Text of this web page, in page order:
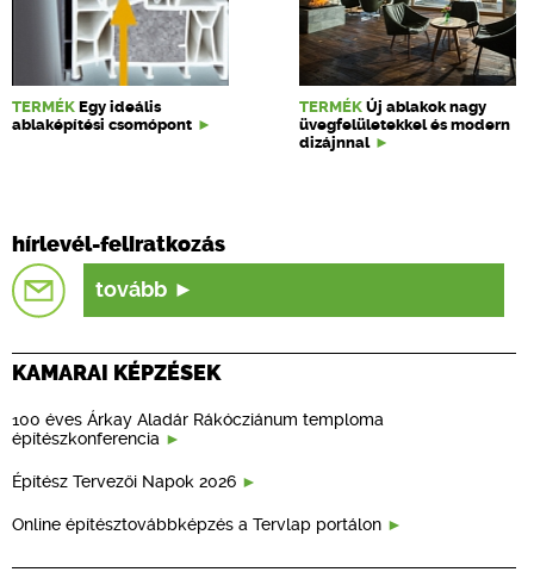
TERMÉK Egy ideális
ablaképítési csomópont
TERMÉK Új ablakok nagy
üvegfelületekkel és modern
dizájnnal
hírlevél-feliratkozás
tovább
KAMARAI KÉPZÉSEK
100 éves Árkay Aladár Rákócziánum temploma
építészkonferencia
Építész Tervezői Napok 2026
Online építésztovábbképzés a Tervlap portálon